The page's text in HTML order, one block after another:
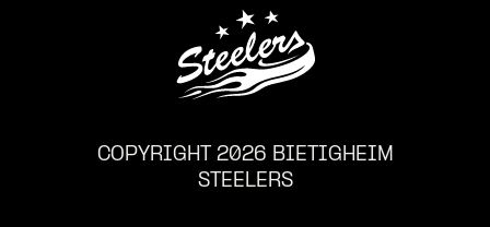
COPYRIGHT 2026 BIETIGHEIM
STEELERS